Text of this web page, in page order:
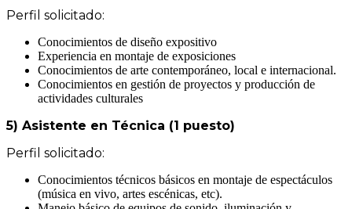
Perfil solicitado:
Conocimientos de diseño expositivo
Experiencia en montaje de exposiciones
Conocimientos de arte contemporáneo, local e internacional.
Conocimientos en gestión de proyectos y producción de
actividades culturales
5) Asistente en Técnica (1 puesto)
Perfil solicitado:
Conocimientos técnicos básicos en montaje de espectáculos
(música en vivo, artes escénicas, etc).